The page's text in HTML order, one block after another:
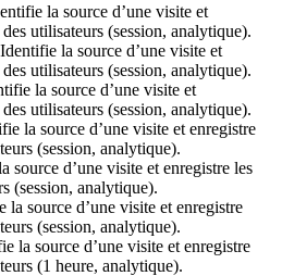
la source d’une visite et
utilisateurs (session, analytique).
la source d’une visite et
utilisateurs (session, analytique).
la source d’une visite et
utilisateurs (session, analytique).
la source d’une visite et enregistre
(session, analytique).
source d’une visite et enregistre les
(session, analytique).
la source d’une visite et enregistre
(session, analytique).
la source d’une visite et enregistre
(1 heure, analytique).